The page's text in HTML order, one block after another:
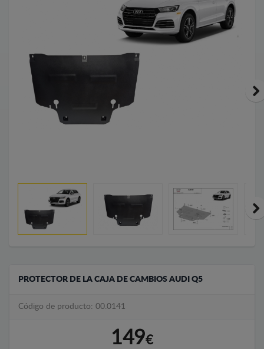
PROTECTOR DE LA CAJA DE CAMBIOS AUDI Q5
Código de producto: 00.0141
149€